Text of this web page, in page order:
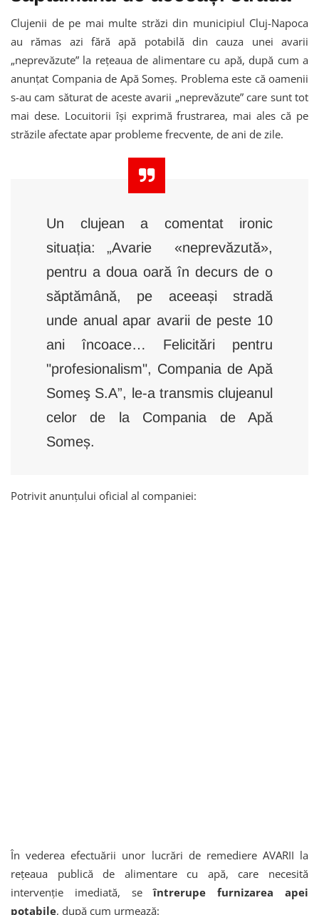
Clujenii de pe mai multe străzi din municipiul Cluj-Napoca
au rămas azi fără apă potabilă din cauza unei avarii
„neprevăzute” la rețeaua de alimentare cu apă, după cum a
anunțat Compania de Apă Someș. Problema este că oamenii
s-au cam săturat de aceste avarii „neprevăzute” care sunt tot
mai dese. Locuitorii își exprimă frustrarea, mai ales că pe
străzile afectate apar probleme frecvente, de ani de zile.
Un clujean a comentat ironic
situația: „Avarie «neprevăzută»,
pentru a doua oară în decurs de o
săptămână, pe aceeași stradă
unde anual apar avarii de peste 10
ani încoace… Felicitări pentru
"profesionalism", Compania de Apă
Someş S.A”, le-a transmis clujeanul
celor de la Compania de Apă
Someș.
Potrivit anunțului oficial al companiei:
În vederea efectuării unor lucrări de remediere AVARII la
rețeaua publică de alimentare cu apă, care necesită
intervenție imediată, seîntrerupe furnizarea apei
potabile, după cum urmează: